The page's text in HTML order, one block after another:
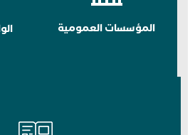
المؤسسات العمومية